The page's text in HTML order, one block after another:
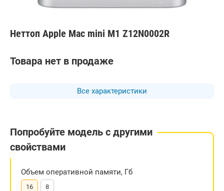
Неттоп Apple Mac mini M1 Z12N0002R
Все характеристики
Товара нет в продаже
Попробуйте модель с другими
свойствами
Объем оперативной памяти, Гб
16 8